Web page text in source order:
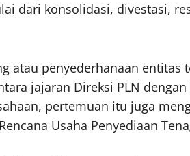
dari konsolidasi, divestasi,
atau penyederhanaan entitas
jajaran Direksi PLN
pertemuan itu juga
Usaha Penyediaan